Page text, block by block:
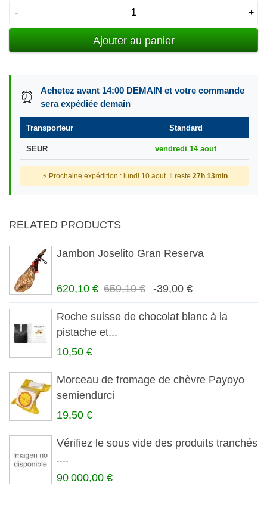
- +
Ajouter au panier
⏰
Achetez avant 14:00 DEMAIN et votre commande
sera expédiée demain
Transporteur Standard
SEUR vendredi 14 aout
⚡ Prochaine expédition : lundi 10 aout. Il reste 27h 13min
RELATED PRODUCTS
Jambon Joselito Gran Reserva
620,10 € 659,10 € -39,00 €
Roche suisse de chocolat blanc à la
pistache et...
10,50 €
Morceau de fromage de chèvre Payoyo
semiendurci
19,50 €
Vérifiez le sous vide des produits tranchés
....
90 000,00 €